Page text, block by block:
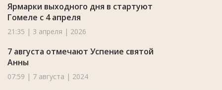
Ярмарки выходного дня в стартуют
Гомеле с 4 апреля
21:35 | 3 апреля | 2026
7 августа отмечают Успение святой
Анны
07:59 | 7 августа | 2024